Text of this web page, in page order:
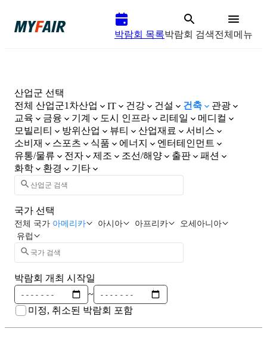
박람회 목록박람회 검색전체메뉴
산업군 선택
전체 산업군1차산업 IT 건강 건설 건축
관광
교육
금융 기계 도시 인프라 리테일
메디컬
모빌리티
방위산업 뷰티 산업재료
서비스
소비재
스포츠 식품 에너지
엔터테인먼트
유통/물류
전자 제조 조선/해양 출판
패션
화학
환경 기타
국가 선택
전체 국가 아메리카 아시아 아프리카
오세아니아
유럽
박람회 개최 시작일
~
미정, 취소된 박람회 포함